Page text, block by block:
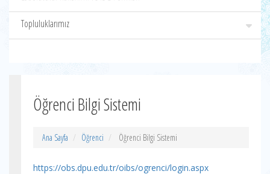
Topluluklarımız
Öğrenci Bilgi Sistemi
Ana Sayfa Öğrenci Öğrenci Bilgi Sistemi
https://obs.dpu.edu.tr/oibs/ogrenci/login.aspx